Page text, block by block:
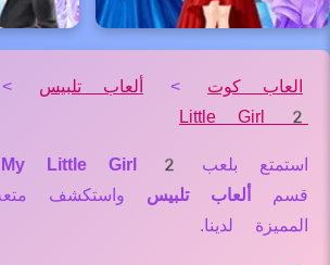
العاب كوت > ألعاب تلبيس
Little Girl 2
استمتع بلعب My Little Girl 2
قسم
ألعاب تلبيس واستكشف متعة
المميزة لدينا.